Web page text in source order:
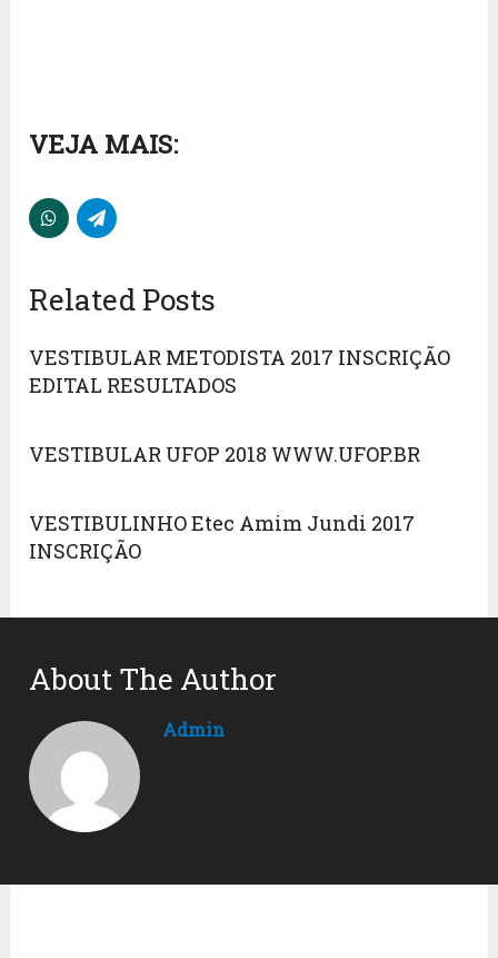
VEJA MAIS:
Related Posts
VESTIBULAR METODISTA 2017 INSCRIÇÃO
EDITAL RESULTADOS
VESTIBULAR UFOP 2018 WWW.UFOP.BR
VESTIBULINHO Etec Amim Jundi 2017
INSCRIÇÃO
About The Author
Admin